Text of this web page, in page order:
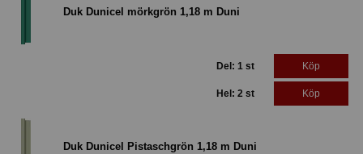
Duk Dunicel mörkgrön 1,18 m Duni
Del: 1 st Köp
Hel: 2 st Köp
Duk Dunicel Pistaschgrön 1,18 m Duni